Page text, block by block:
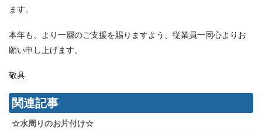
ます。
本年も、より一層のご支援を賜りますよう、従業員一同心よりお
願い申し上げます。
敬具
関連記事
☆水周りのお片付け☆